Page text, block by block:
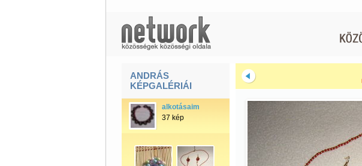
ANDRÁS
KÉPGALÉRIÁI
alkotásaim
37 kép